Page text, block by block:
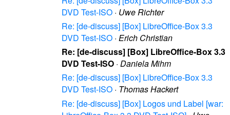
DVD Test-ISO · Uwe Richter
Re: [de-discuss] [Box] LibreOffice-Box 3.3
DVD Test-ISO · Erich Christian
Re: [de-discuss] [Box] LibreOffice-Box 3.3
DVD Test-ISO · Daniela Mihm
Re: [de-discuss] [Box] LibreOffice-Box 3.3
DVD Test-ISO · Thomas Hackert
Re: [de-discuss] [Box] Logos und Label [war: